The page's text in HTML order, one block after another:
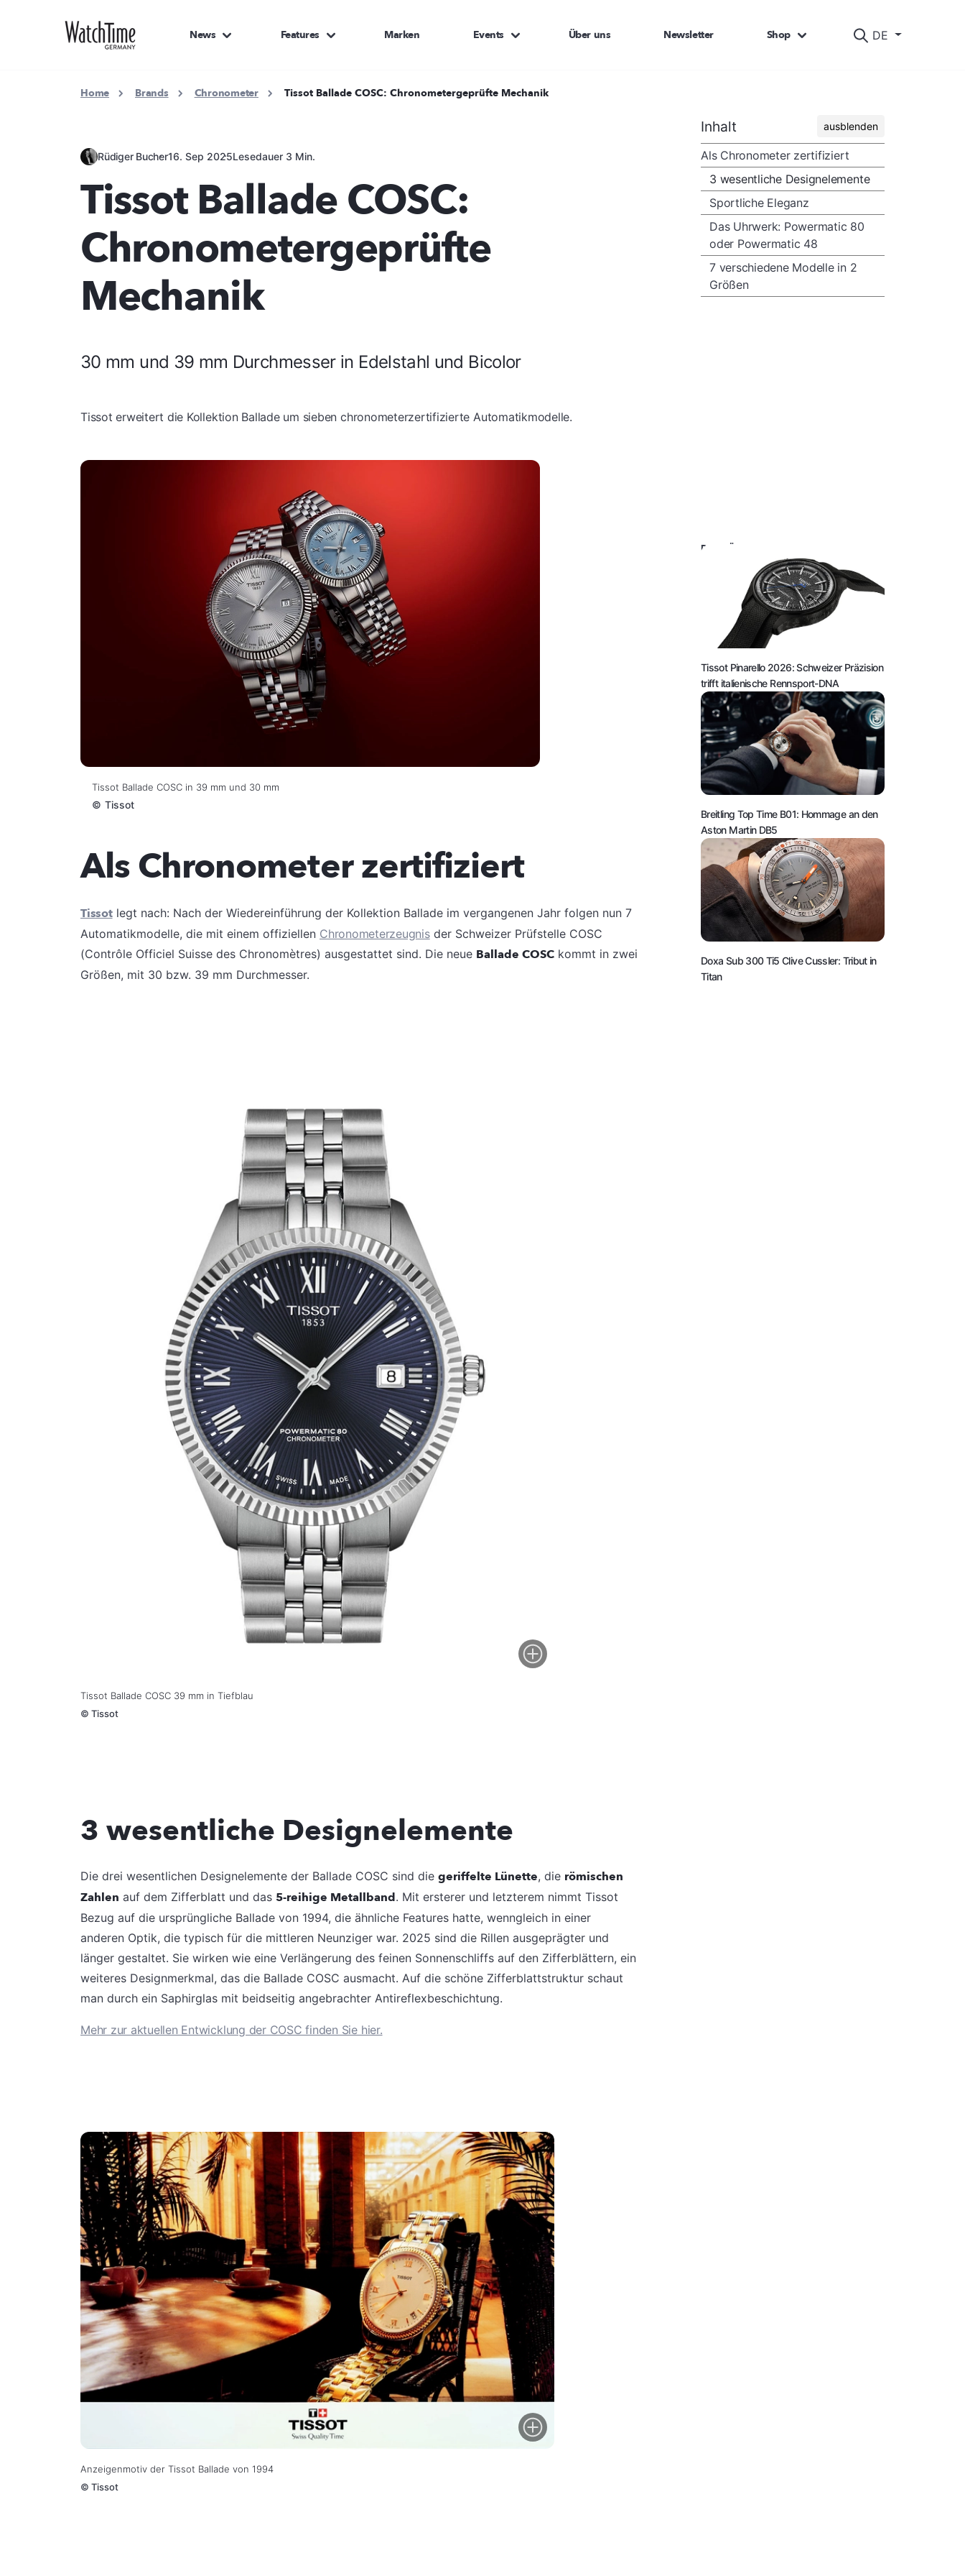
DE
News Features Marken Events Über uns Newsletter Shop
Home Brands Chronometer Tissot Ballade COSC: Chronometergeprüfte Mechanik
Rüdiger Bucher16. Sep 2025Lesedauer 3 Min.
Tissot Ballade COSC:
Chronometergeprüfte
Mechanik
30 mm und 39 mm Durchmesser in Edelstahl und Bicolor
Tissot erweitert die Kollektion Ballade um sieben chronometerzertifizierte Automatikmodelle.
Tissot Ballade COSC in 39 mm und 30 mm
© Tissot
Als Chronometer zertifiziert
Tissotlegt nach: Nach der Wiedereinführung der Kollektion Ballade im vergangenen Jahr folgen nun 7
Automatikmodelle, die mit einem offiziellen Chronometerzeugnisder Schweizer Prüfstelle COSC
(Contrôle Officiel Suisse des Chronomètres) ausgestattet sind. Die neue Ballade COSC kommt in zwei
Größen, mit 30 bzw. 39 mm Durchmesser.
Tissot Ballade COSC 39 mm in Tiefblau
© Tissot
3 wesentliche Designelemente
Die drei wesentlichen Designelemente der Ballade COSC sind die geriffelte Lünette, die römischen
Zahlen auf dem Zifferblatt und das 5-reihige Metallband. Mit ersterer und letzterem nimmt Tissot
Bezug auf die ursprüngliche Ballade von 1994, die ähnliche Features hatte, wenngleich in einer
anderen Optik, die typisch für die mittleren Neunziger war. 2025 sind die Rillen ausgeprägter und
länger gestaltet. Sie wirken wie eine Verlängerung des feinen Sonnenschliffs auf den Zifferblättern, ein
weiteres Designmerkmal, das die Ballade COSC ausmacht. Auf die schöne Zifferblattstruktur schaut
man durch ein Saphirglas mit beidseitig angebrachter Antireflexbeschichtung.
Mehr zur aktuellen Entwicklung der COSC finden Sie hier.
Anzeigenmotiv der Tissot Ballade von 1994
© Tissot
Inhalt ausblenden
Als Chronometer zertifiziert
3 wesentliche Designelemente
Sportliche Eleganz
Das Uhrwerk: Powermatic 80
oder Powermatic 48
7 verschiedene Modelle in 2
Größen
DAS KÖNNTE SIE AUCH INTERESSIEREN:
Tissot Pinarello 2026: Schweizer Präzision
trifft italienische Rennsport-DNA
Breitling Top Time B01: Hommage an den
Aston Martin DB5
Doxa Sub 300 Ti5 Clive Cussler: Tribut in
Titan